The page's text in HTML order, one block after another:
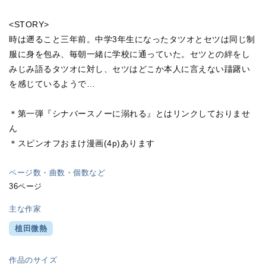
<STORY>
時は遡ること三年前。中学3年生になったタツオとセツは同じ制
服に身を包み、毎朝一緒に学校に通っていた。セツとの絆をし
みじみ語るタツオに対し、セツはどこか本人に言えない躊躇い
を感じているようで…
＊第一弾『シナバースノーに溺れる』とはリンクしておりませ
ん
＊スピンオフおまけ漫画(4p)あります
ページ数・曲数・個数など
36ページ
主な作家
植田微熱
作品のサイズ